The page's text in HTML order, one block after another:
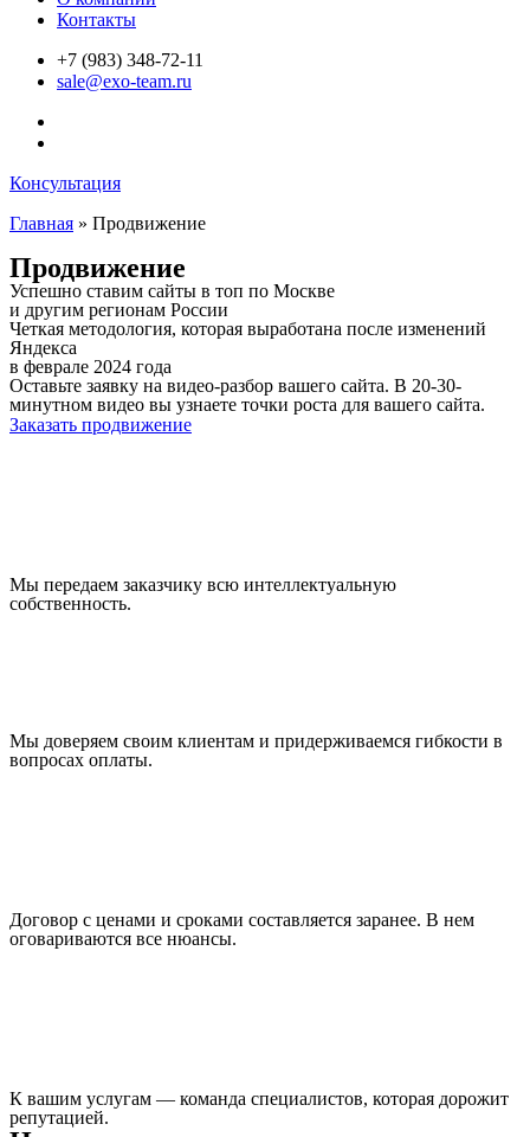
Контакты
+7 (983) 348-72-11
sale@exo-team.ru
Консультация
Главная » Продвижение
Продвижение
Успешно ставим сайты в топ по Москве
и другим регионам России
Четкая методология, которая выработана после изменений
Яндекса
в феврале 2024 года
Оставьте заявку на видео-разбор вашего сайта. В 20-30-
минутном видео вы узнаете точки роста для вашего сайта.
Заказать продвижение
Мы передаем заказчику всю интеллектуальную
собственность.
Мы доверяем своим клиентам и придерживаемся гибкости в
вопросах оплаты.
Договор с ценами и сроками составляется заранее. В нем
оговариваются все нюансы.
К вашим услугам ― команда специалистов, которая дорожит
репутацией.